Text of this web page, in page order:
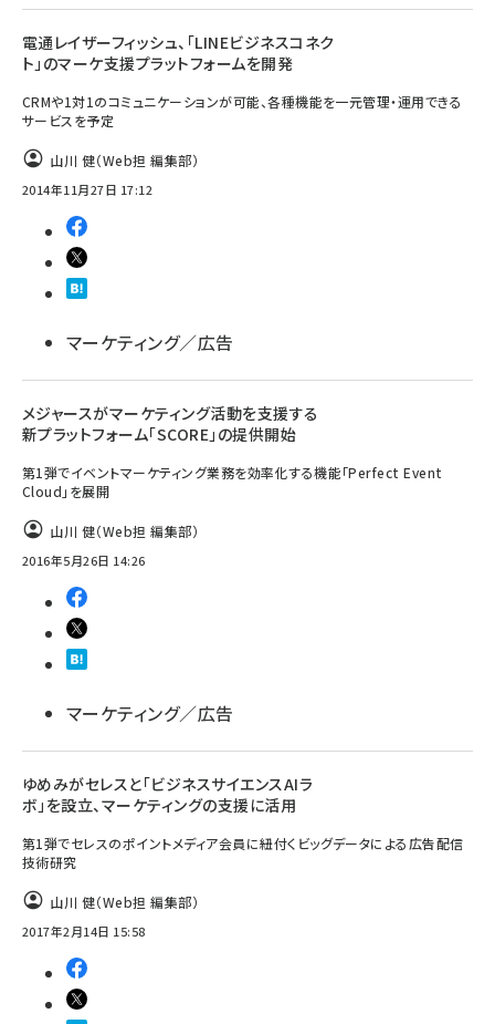
電通レイザーフィッシュ、「LINEビジネスコネク
ト」のマーケ支援プラットフォームを開発
CRMや1対1のコミュニケーションが可能、各種機能を一元管理・運用できる
サービスを予定
山川 健（Web担 編集部）
2014年11月27日 17:12
マーケティング／広告
メジャースがマーケティング活動を支援する
新プラットフォーム「SCORE」の提供開始
第1弾でイベントマーケティング業務を効率化する機能「Perfect Event
Cloud」を展開
山川 健（Web担 編集部）
2016年5月26日 14:26
マーケティング／広告
ゆめみがセレスと「ビジネスサイエンスAIラ
ボ」を設立、マーケティングの支援に活用
第1弾でセレスのポイントメディア会員に紐付くビッグデータによる広告配信
技術研究
山川 健（Web担 編集部）
2017年2月14日 15:58